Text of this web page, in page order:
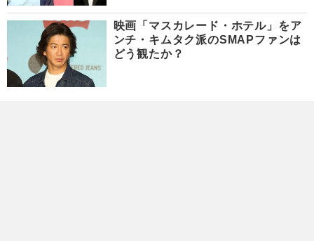
映画「マスカレード・ホテル」をア
ンチ・キムタク派のSMAPファンは
どう観たか？